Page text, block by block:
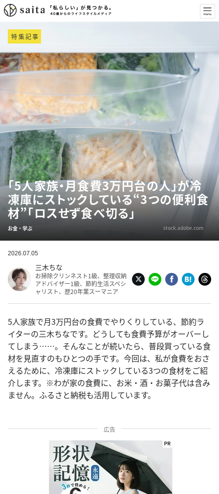
特集記事
「5人家族・月食費3万円台の人」が冷
凍庫にストックしている“3つの便利食
材”「ロスせず食べ切る」
お金・学ぶ stock.adobe.com
2026.07.05
三木ちな
お掃除クリンネスト1級、整理収納
アドバイザー1級、節約生活スペシ
ャリスト、歴20年業スーマニア
5人家族で月3万円台の食費でやりくりしている、節約ラ
イターの三木ちなです。どうしても食費予算がオーバーし
てしまう……。そんなことが続いたら、普段買っている食
材を見直すのもひとつの手です。今回は、私が食費をおさ
えるために、冷凍庫にストックしている3つの食材をご紹
介します。※わが家の食費に、お米・酒・お菓子代は含み
ません。ふるさと納税も活用しています。
広告